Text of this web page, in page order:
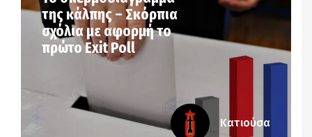
της κάλπης – Σκόρπια
σχόλια με αφορμή το
πρώτο Exit Poll
Κατιούσα